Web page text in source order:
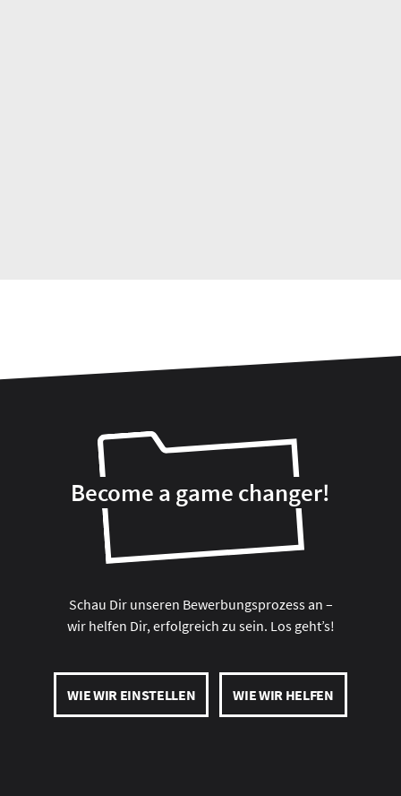
Become a game changer!
Schau Dir unseren Bewerbungsprozess an –
wir helfen Dir, erfolgreich zu sein. Los geht’s!
WIE WIR EINSTELLEN WIE WIR HELFEN